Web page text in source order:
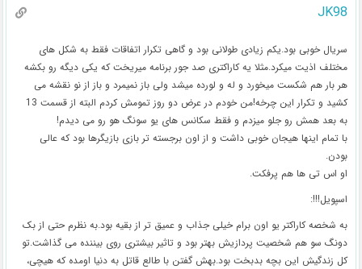
JK98
سریال خوبی بود.یکم زیادی طولانی بود و گاهی تکرار اتفاقات فقط به شکل های
مختلف اذیت میکرد.مثلا یه کاراکتری صد جور برنامه میریخت که یکی دیگه رو بکشه
هر بار هم شکست میخورد و له و لورده میشد ولی باز نمیمرد و باز از نو نقشه می
کشید و تکرار این چرخه!من خودم در عرض دو روز تمومش کردم البته از قسمت 13
به بعد همش رو جلو میزدم و فقط سکانس های یو سونگ هو رو می دیدم!
با تمام اینها هیجان خوبی داشت و از اون برجسته تر بازی بازیگرها بود که عالی
بودن.
او اس تی ها هم پرفکت.
اسپویل!!!:
به شخصه کاراکتر یو اون برام خیلی جذاب و عمیق تر از بقیه بود.به نظرم حتی از بک
دونگ سو هم شخصیت پردازیش بهتر بود و تاثیر بیشتری روی بیننده می گذاشت.تو
کل زندگیش این بچه بدبخت بود.بهش گفتن با طالع قاتل به دنیا اومده که هیچی،